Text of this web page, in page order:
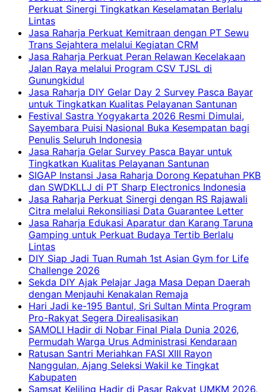
Perkuat Sinergi Tingkatkan Keselamatan Berlalu
Lintas
Jasa Raharja Perkuat Kemitraan dengan PT Sewu
Trans Sejahtera melalui Kegiatan CRM
Jasa Raharja Perkuat Peran Relawan Kecelakaan
Jalan Raya melalui Program CSV TJSL di
Gunungkidul
Jasa Raharja DIY Gelar Day 2 Survey Pasca Bayar
untuk Tingkatkan Kualitas Pelayanan Santunan
Festival Sastra Yogyakarta 2026 Resmi Dimulai,
Sayembara Puisi Nasional Buka Kesempatan bagi
Penulis Seluruh Indonesia
Jasa Raharja Gelar Survey Pasca Bayar untuk
Tingkatkan Kualitas Pelayanan Santunan
SIGAP Instansi Jasa Raharja Dorong Kepatuhan PKB
dan SWDKLLJ di PT Sharp Electronics Indonesia
Jasa Raharja Perkuat Sinergi dengan RS Rajawali
Citra melalui Rekonsiliasi Data Guarantee Letter
Jasa Raharja Edukasi Aparatur dan Karang Taruna
Gamping untuk Perkuat Budaya Tertib Berlalu
Lintas
DIY Siap Jadi Tuan Rumah 1st Asian Gym for Life
Challenge 2026
Sekda DIY Ajak Pelajar Jaga Masa Depan Daerah
dengan Menjauhi Kenakalan Remaja
Hari Jadi ke-195 Bantul, Sri Sultan Minta Program
Pro-Rakyat Segera Direalisasikan
SAMOLI Hadir di Nobar Final Piala Dunia 2026,
Permudah Warga Urus Administrasi Kendaraan
Ratusan Santri Meriahkan FASI XIII Rayon
Nanggulan, Ajang Seleksi Wakil ke Tingkat
Kabupaten
Samsat Keliling Hadir di Pasar Rakyat UMKM 2026,